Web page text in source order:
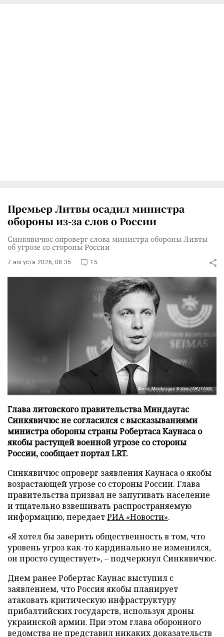
Премьер Литвы осадил министра
обороны из-за слов о России
Синкявичюс опроверг слова министра обороны Ливты
об угрозе со стороны России
7 августа 2026, 08:35 15
Фото: Mindaugas Kulbis/AP/TASS
Глава литовского правительства Миндаугас
Синкявичюс не согласился с высказываниями
министра обороны страны Робертаса Каунаса о
якобы растущей военной угрозе со стороны
России, сообщает портал LRT.
Синкявичюс опроверг заявления Каунаса о якобы
возрастающей угрозе со стороны России. Глава
правительства призвал не запугивать население
и тщательно взвешивать распространяемую
информацию, передаетРИА «Новости».
«Я хотел бы заверить общественность в том, что
уровень угроз как-то кардинально не изменился,
он просто существует», – подчеркнул Синкявичюс.
Днем ранее Робертас Каунас выступил с
заявлением, что Россия якобы планирует
атаковать критическую инфраструктуру
прибалтийских государств, используя дроны
украинской армии. При этом глава оборонного
ведомства не представил никаких доказательств